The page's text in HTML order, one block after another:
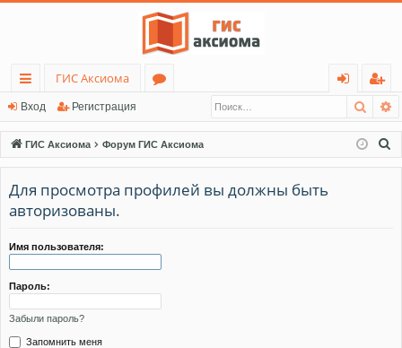
с
ы
лк
и
ГИС Аксиома
ру
м
ы
д
ег
ис
тр
Вход Регистрация
ГИС Аксиома Форум ГИС Аксиома
Для просмотра профилей вы должны быть
авторизованы.
Имя пользователя:
Пароль:
Забыли пароль?
Запомнить меня